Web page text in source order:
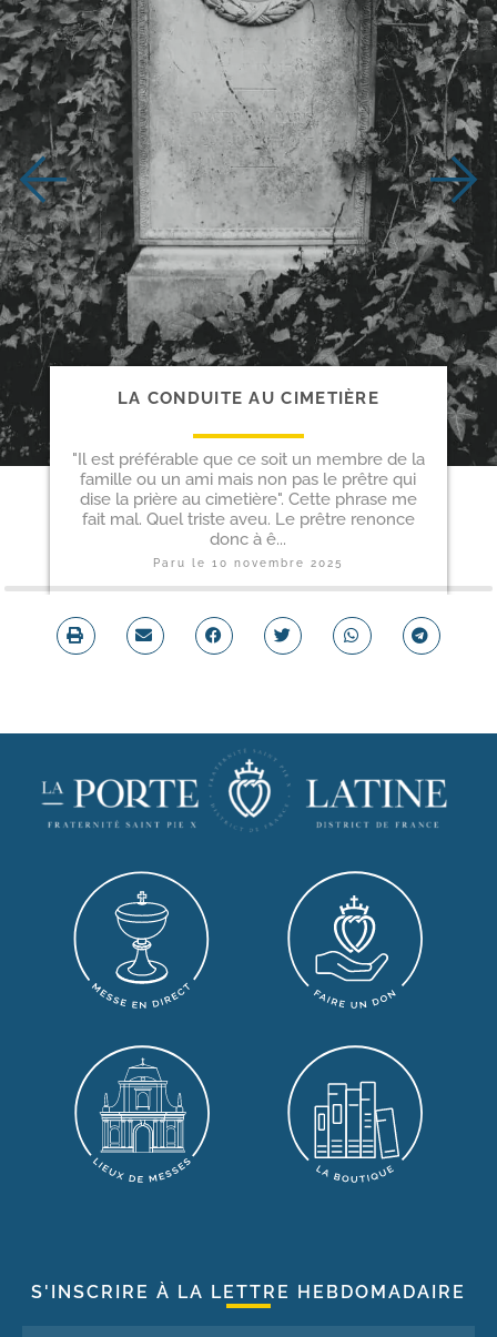
LA CONDUITE AU CIMETIÈRE
"Il est préférable que ce soit un membre de la
famille ou un ami mais non pas le prêtre qui
dise la prière au cimetière". Cette phrase me
fait mal. Quel triste aveu. Le prêtre renonce
donc à ê...
Paru le10 novembre 2025
S'INSCRIRE À LA LETTRE HEBDOMADAIRE